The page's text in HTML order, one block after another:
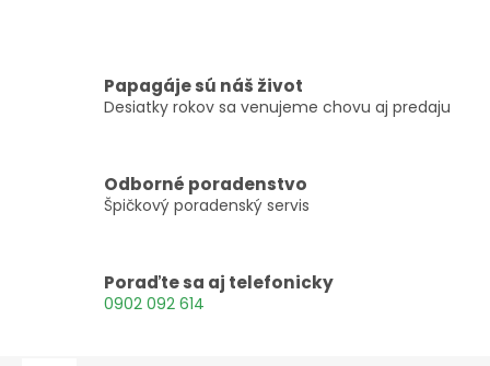
Papagáje sú náš život
Desiatky rokov sa venujeme chovu aj predaju
Odborné poradenstvo
Špičkový poradenský servis
Poraďte sa aj telefonicky
0902 092 614